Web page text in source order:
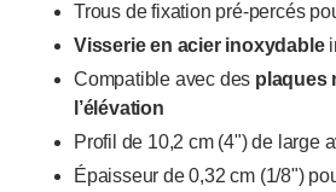
Trous de fixation pré-percés
Visserie en acier inoxydable
Compatible avec des plaques
l’élévation
Profil de 10,2 cm (4") de large
Épaisseur de 0,32 cm (1/8")